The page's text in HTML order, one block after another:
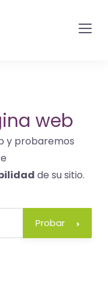
web
y probaremos
de su sitio.
Probar